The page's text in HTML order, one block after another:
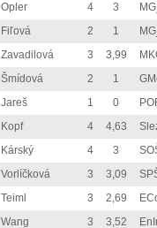
Opler 4 3
Fiľová 2 1
Zavadilová 3 3,99
Šmídová 2 1
Jareš 1 0
Kopf 4 4,63
Kárský 4 3
Vorlíčková 3 3,09
Teiml 3 2,69
Wang 3 3,52